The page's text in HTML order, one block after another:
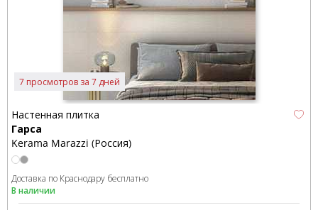
7 просмотров за 7 дней
Настенная плитка
Гарса
Kerama Marazzi (Россия)
Доставка по Краснодару бесплатно
В наличии